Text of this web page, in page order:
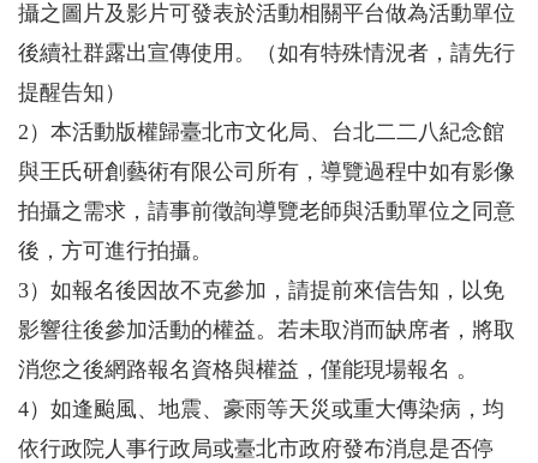
攝之圖片及影片可發表於活動相關平台做為活動單位
後續社群露出宣傳使用。（如有特殊情況者，請先行
提醒告知）
2）本活動版權歸臺北市文化局、台北二二八紀念館
與王氏研創藝術有限公司所有，導覽過程中如有影像
拍攝之需求，請事前徵詢導覽老師與活動單位之同意
後，方可進行拍攝。
3）如報名後因故不克參加，請提前來信告知，以免
影響往後參加活動的權益。若未取消而缺席者，將取
消您之後網路報名資格與權益，僅能現場報名 。
4）如逢颱風、地震、豪雨等天災或重大傳染病，均
依行政院人事行政局或臺北市政府發布消息是否停